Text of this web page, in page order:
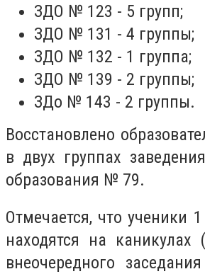
ЗДО № 123 - 5 групп;
ЗДО № 131 - 4 группы;
ЗДО № 132 - 1 группа;
ЗДО № 139 - 2 группы;
ЗДо № 143 - 2 группы.
Восстановлено
в двух группах
образования № 79.
Отмечается, что ученики
находятся на
внеочередного